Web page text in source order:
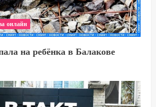
онлайн
на ребёнка в Балакове